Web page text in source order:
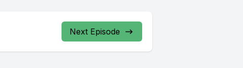
Next Episode